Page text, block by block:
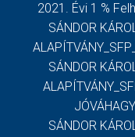
2021. Évi 1 %
SÁNDOR
SÁNDOR
SÁNDOR